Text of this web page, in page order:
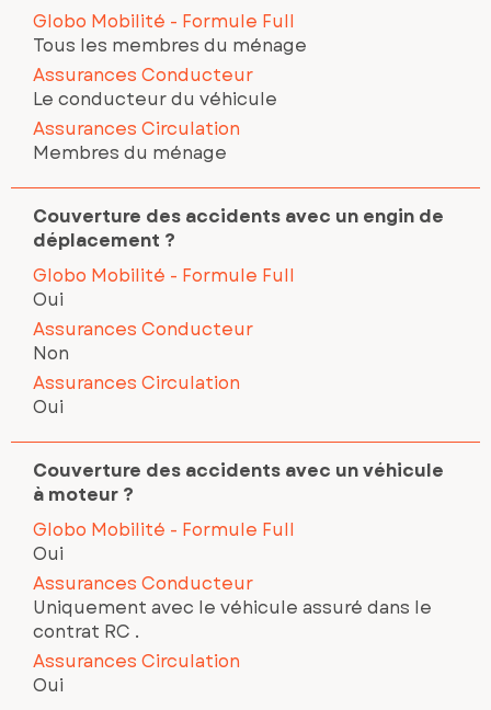
Globo Mobilité - Formule Full
Tous les membres du ménage
Assurances Conducteur
Le conducteur du véhicule
Assurances Circulation
Membres du ménage
Couverture des accidents avec un engin de
déplacement ?
Globo Mobilité - Formule Full
Oui
Assurances Conducteur
Non
Assurances Circulation
Oui
Couverture des accidents avec un véhicule
à moteur ?
Globo Mobilité - Formule Full
Oui
Assurances Conducteur
Uniquement avec le véhicule assuré dans le
contrat RC .
Assurances Circulation
Oui